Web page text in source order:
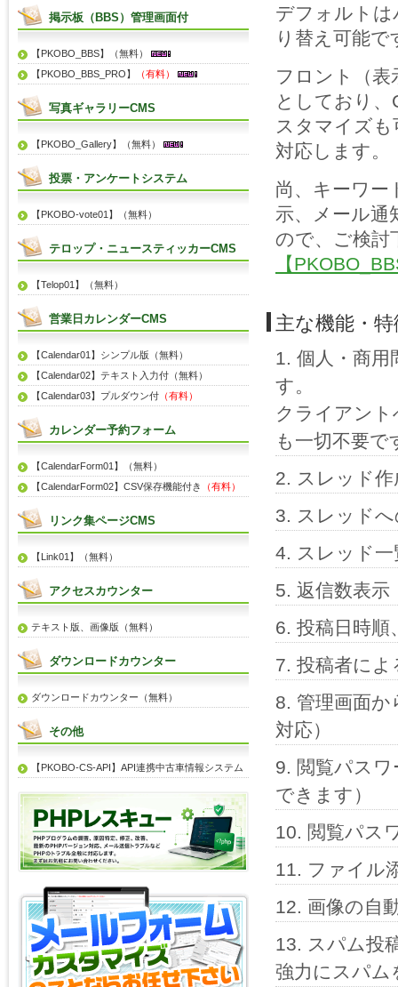
デフォルトは
り替え可能で
フロント（
としており
スタマイズ
対応します。
尚、キーワー
示、メール通
ので、ご検討
【
主な機能・特
個人・商
す。
クライアン
も一切不要で
スレッド作
スレッド
スレッド一
返信数表示
投稿日時
投稿者によ
管理画面
対応）
閲覧パス
できます）
閲覧パス
ファイル
画像の自
スパム投
強力にスパム
掲示板（BBS）管理画面付
【PKOBO_BBS】（無料）
【PKOBO_BBS_PRO】
（有料）
写真ギャラリーCMS
【PKOBO_Gallery】（無料）
投票・アンケートシステム
【PKOBO-vote01】（無料）
テロップ・ニュースティッカーCMS
【Telop01】（無料）
営業日カレンダーCMS
【Calendar01】シンプル版（無料）
【Calendar02】テキスト入力付（無料）
【Calendar03】プルダウン付 （有料）
カレンダー予約フォーム
【CalendarForm01】（無料）
【CalendarForm02】CSV保存機能付き
（有料）
リンク集ページCMS
【Link01】（無料）
アクセスカウンター
テキスト版、画像版（無料）
ダウンロードカウンター
ダウンロードカウンター（無料）
その他
【PKOBO-CS-API】API連携中古車情報システム